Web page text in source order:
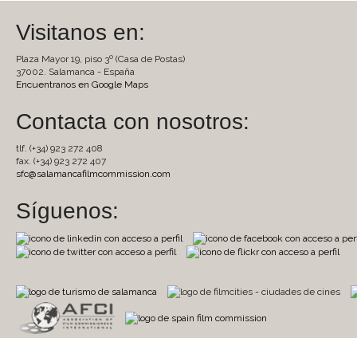
Visitanos en:
Plaza Mayor 19, piso 3º (Casa de Postas)
37002. Salamanca - España
Encuentranos en Google Maps
Contacta con nosotros:
tlf. (+34) 923 272 408
fax. (+34) 923 272 407
sfc@salamancafilmcommission.com
Síguenos: